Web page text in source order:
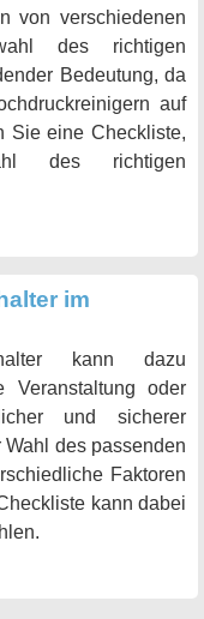
von verschiedenen
des richtigen
Bedeutung, da
auf
Sie eine Checkliste,
des richtigen
im
kann dazu
Veranstaltung oder
und sicherer
des passenden
Faktoren
kann dabei